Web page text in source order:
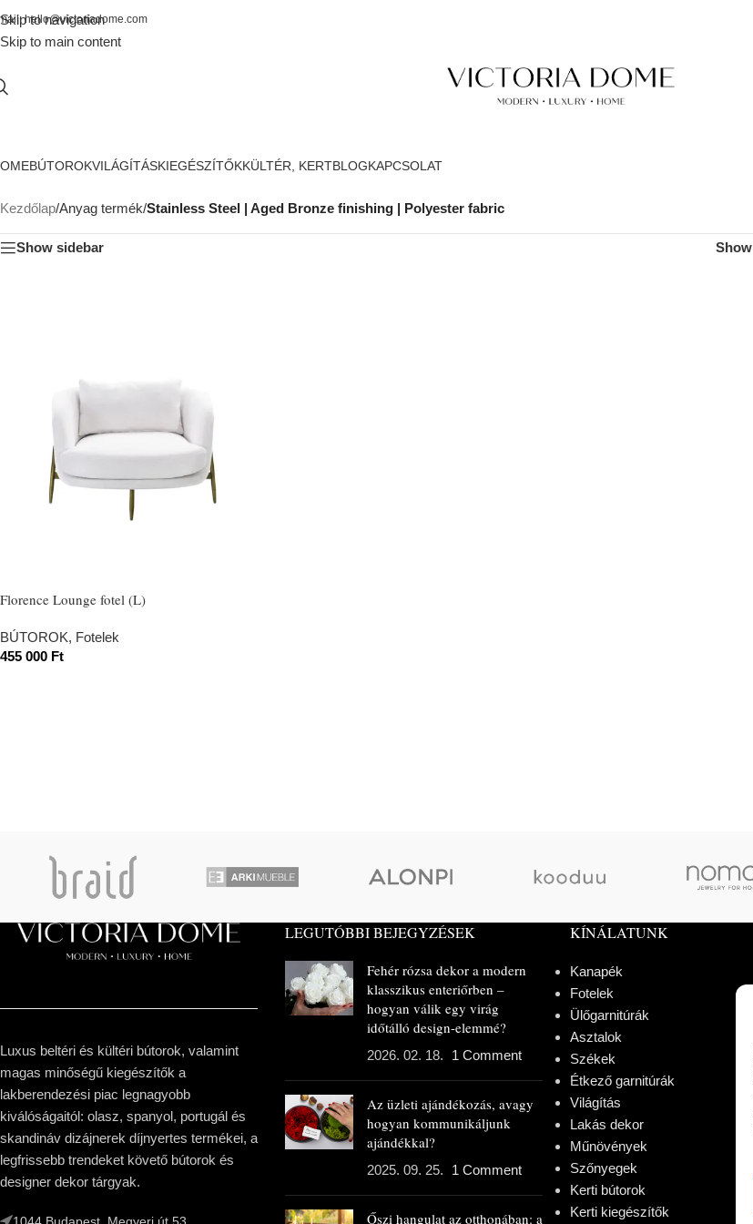
Skip to navigation
Skip to main content
hello@victoriadome.com
BÚTOROKVILÁGÍTÁSKIEGÉSZÍTŐKKÜLTÉR, KERTBLOGKAPCSOLAT
Kezdőlap/Anyag termék/Stainless Steel | Aged Bronze finishing | Polyester fabric
Show sidebar Show
Florence Lounge fotel (L)
BÚTOROK, Fotelek
455 000 Ft
Luxus beltéri és kültéri bútorok, valamint
magas minőségű kiegészítők a
lakberendezési piac legnagyobb
kiválóságaitól: olasz, spanyol, portugál és
skandináv dizájnerek díjnyertes termékei, a
legfrissebb trendeket követő bútorok és
designer dekor tárgyak.
LEGUTÓBBI BEJEGYZÉSEK
Fehér rózsa dekor a modern
klasszikus enteriőrben –
hogyan válik egy virág
időtálló design-elemmé?
2026. 02. 18. 1 Comment
Az üzleti ajándékozás, avagy
hogyan kommunikáljunk
ajándékkal?
2025. 09. 25. 1 Comment
Őszi hangulat az otthonában: a
KÍNÁLATUNK
Kanapék
Fotelek
Ülőgarnitúrák
Asztalok
Székek
Étkező garnitúrák
Világítás
Lakás dekor
Műnövények
Szőnyegek
Kerti bútorok
Kerti kiegészítők